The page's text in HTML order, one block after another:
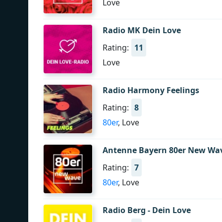
Love
Radio MK Dein Love
Rating: 11
Love
Radio Harmony Feelings
Rating: 8
80er, Love
Antenne Bayern 80er New
Rating: 7
80er, Love
Radio Berg - Dein Love